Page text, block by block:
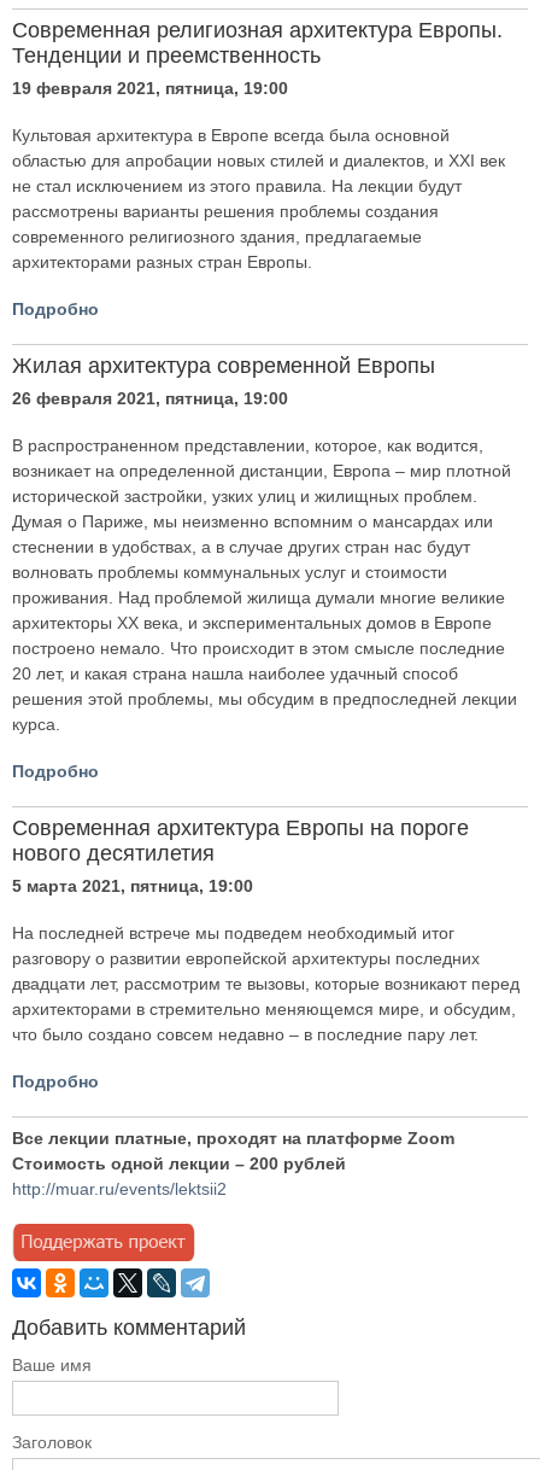
Современная религиозная архитектура Европы.
Тенденции и преемственность
19 февраля 2021, пятница, 19:00
Культовая архитектура в Европе всегда была основной
областью для апробации новых стилей и диалектов, и XXI век
не стал исключением из этого правила. На лекции будут
рассмотрены варианты решения проблемы создания
современного религиозного здания, предлагаемые
архитекторами разных стран Европы.
Подробно
Жилая архитектура современной Европы
26 февраля 2021, пятница, 19:00
В распространенном представлении, которое, как водится,
возникает на определенной дистанции, Европа – мир плотной
исторической застройки, узких улиц и жилищных проблем.
Думая о Париже, мы неизменно вспомним о мансардах или
стеснении в удобствах, а в случае других стран нас будут
волновать проблемы коммунальных услуг и стоимости
проживания. Над проблемой жилища думали многие великие
архитекторы ХХ века, и экспериментальных домов в Европе
построено немало. Что происходит в этом смысле последние
20 лет, и какая страна нашла наиболее удачный способ
решения этой проблемы, мы обсудим в предпоследней лекции
курса.
Подробно
Современная архитектура Европы на пороге
нового десятилетия
5 марта 2021, пятница, 19:00
На последней встрече мы подведем необходимый итог
разговору о развитии европейской архитектуры последних
двадцати лет, рассмотрим те вызовы, которые возникают перед
архитекторами в стремительно меняющемся мире, и обсудим,
что было создано совсем недавно – в последние пару лет.
Подробно
Все лекции платные, проходят на платформе Zoom
Стоимость одной лекции – 200 рублей
http://muar.ru/events/lektsii2
Добавить комментарий
Ваше имя
Заголовок